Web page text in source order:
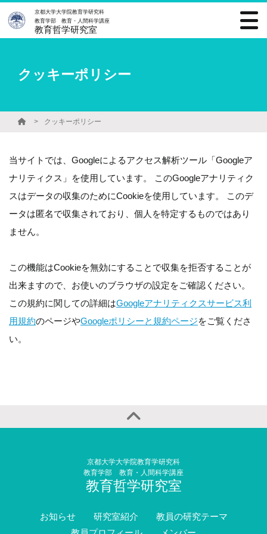
京都大学大学院教育学研究科
教育学部 教育・人間科学講座
教育哲学研究室
クッキーポリシー
クッキーポリシー
当サイトでは、Googleによるアクセス解析ツール「Googleア
ナリティクス」を使用しています。 このGoogleアナリティク
スはデータの収集のためにCookieを使用しています。 このデ
ータは匿名で収集されており、個人を特定するものではあり
ません。
この機能はCookieを無効にすることで収集を拒否することが
出来ますので、お使いのブラウザの設定をご確認ください。
この規約に関しての詳細はGoogleアナリティクスサービス利
用規約のページやGoogleポリシーと規約ページをご覧くださ
い。
京都大学大学院教育学研究科
教育学部 教育・人間科学講座
教育哲学研究室
お知らせ 研究室紹介
教員の研究テーマ